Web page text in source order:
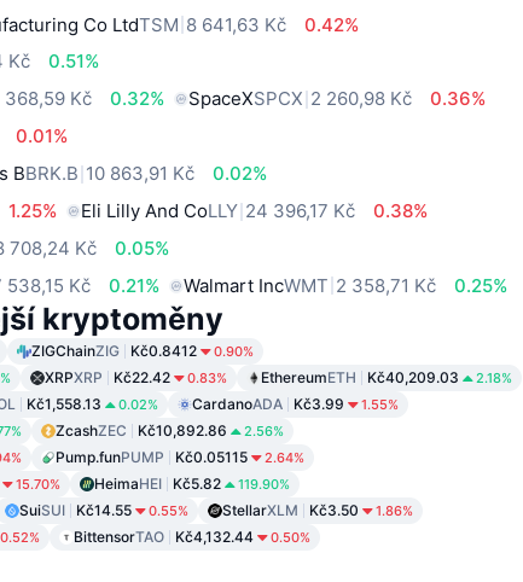
Co LtdTSM 8 641,63 Kč
0.42%
Kč
0.51%
368,59 Kč 0.32% SpaceXSPCX 2 260,98 Kč
0.36%
0.01%
BBRK.B 10 863,91 Kč
0.02%
1.25% Eli Lilly And CoLLY 24 396,17 Kč
0.38%
708,24 Kč
0.05%
538,15 Kč 0.21% Walmart IncWMT 2 358,71 Kč 0.25%
kryptoměny
ZIGChainZIG Kč0.8412 0.90%
XRPXRP Kč22.42 0.83% EthereumETH Kč40,209.03 2.18%
Kč1,558.13 0.02% CardanoADA Kč3.99 1.55%
ZcashZEC Kč10,892.86 2.56%
Pump.funPUMP Kč0.05115 2.64%
15.70% HeimaHEI Kč5.82 119.90%
SuiSUI Kč14.55 0.55% StellarXLM Kč3.50 1.86%
0.52% BittensorTAO Kč4,132.44 0.50%